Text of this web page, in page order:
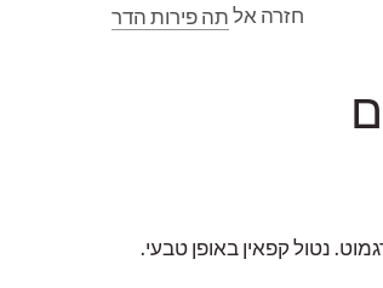
חזרה אלתה פירות הדר
נטול קפאין באופן טבעי.